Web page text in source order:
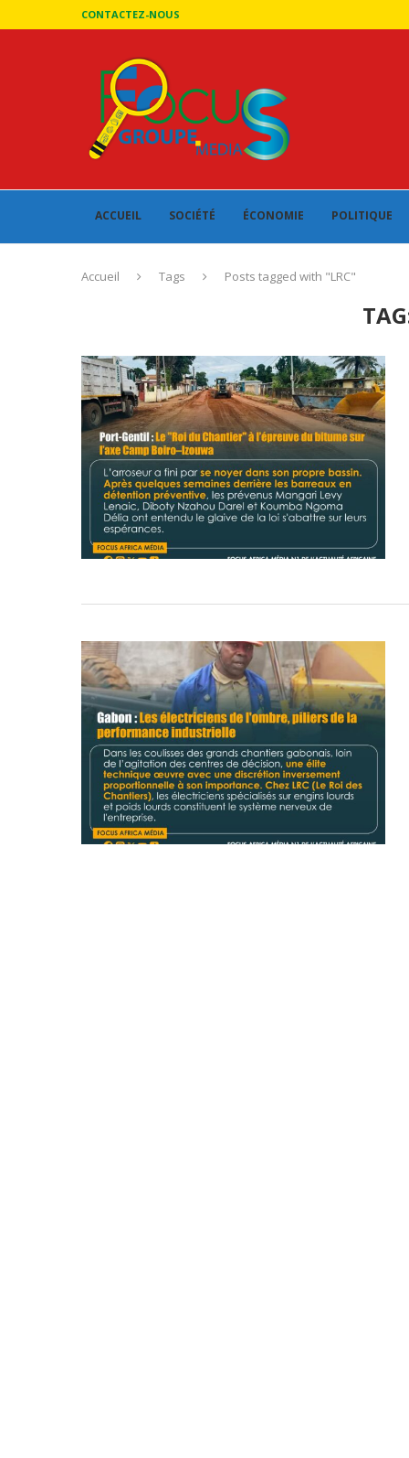
CONTACTEZ-NOUS
ACCUEIL SOCIÉTÉ ÉCONOMIE POLITIQUE
Accueil Tags Posts tagged with "LRC"